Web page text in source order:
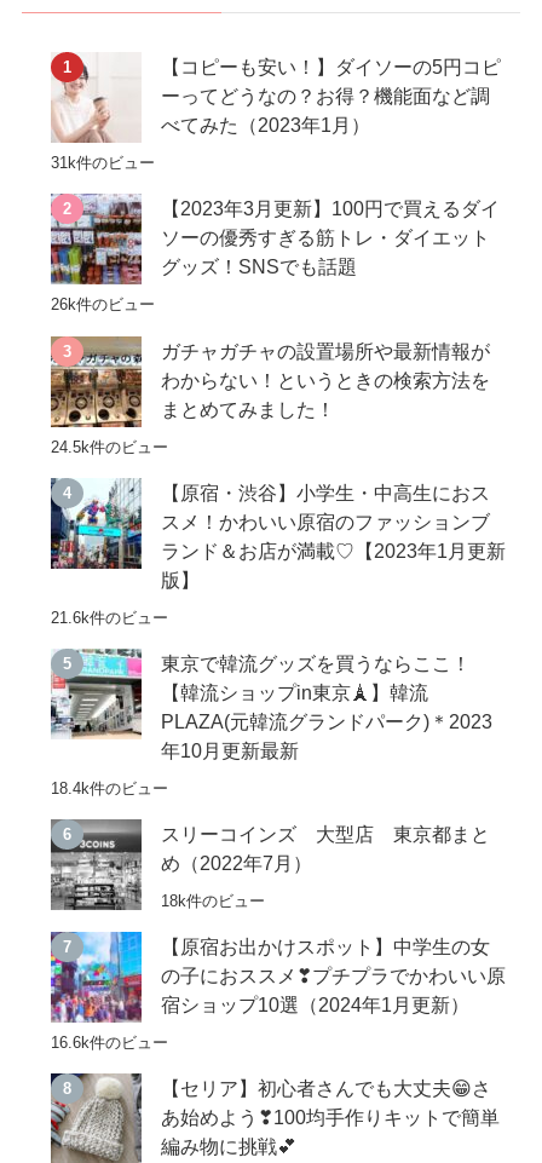
【コピーも安い！】ダイソーの5円コピ
ーってどうなの？お得？機能面など調
べてみた（2023年1月）
31k件のビュー
【2023年3月更新】100円で買えるダイ
ソーの優秀すぎる筋トレ・ダイエット
グッズ！SNSでも話題
26k件のビュー
ガチャガチャの設置場所や最新情報が
わからない！というときの検索方法を
まとめてみました！
24.5k件のビュー
【原宿・渋谷】小学生・中高生におス
スメ！かわいい原宿のファッションブ
ランド＆お店が満載♡【2023年1月更新
版】
21.6k件のビュー
東京で韓流グッズを買うならここ！
【韓流ショップin東京🗼】韓流
PLAZA(元韓流グランドパーク)＊2023
年10月更新最新
18.4k件のビュー
スリーコインズ 大型店 東京都まと
め（2022年7月）
18k件のビュー
【原宿お出かけスポット】中学生の女
の子におススメ❣プチプラでかわいい原
宿ショップ10選（2024年1月更新）
16.6k件のビュー
【セリア】初心者さんでも大丈夫😁さ
あ始めよう❣100均手作りキットで簡単
編み物に挑戦💕